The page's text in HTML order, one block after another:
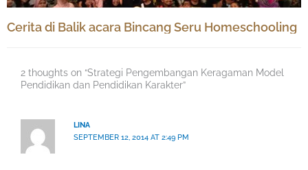
Cerita di Balik acara Bincang Seru Homeschooling
2 thoughts on “Strategi Pengembangan Keragaman Model
Pendidikan dan Pendidikan Karakter”
LINA
SEPTEMBER 12, 2014 AT 2:49 PM